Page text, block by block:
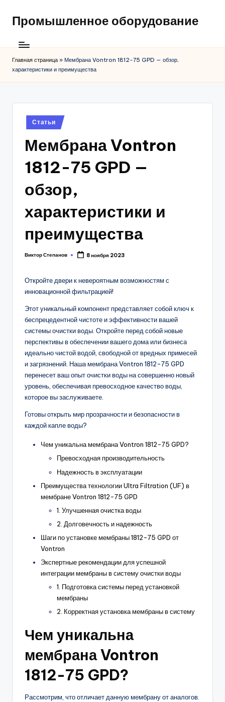
Промышленное оборудование
Главная страница » Мембрана Vontron 1812-75 GPD — обзор,
характеристики и преимущества
Posted
in
Статьи
Мембрана Vontron
1812-75 GPD —
обзор,
характеристики и
преимущества
Posted
Виктор Степанов 8 ноября 2023
Откройте двери к невероятным возможностям с
инновационной фильтрацией!
Этот уникальный компонент представляет собой ключ к
беспрецедентной чистоте и эффективности вашей
системы очистки воды. Откройте перед собой новые
перспективы в обеспечении вашего дома или бизнеса
идеально чистой водой, свободной от вредных примесей
и загрязнений. Наша мембрана Vontron 1812-75 GPD
перенесет ваш опыт очистки воды на совершенно новый
уровень, обеспечивая превосходное качество воды,
которое вы заслуживаете.
Готовы открыть мир прозрачности и безопасности в
каждой капле воды?
Чем уникальна мембрана Vontron 1812-75 GPD?
Превосходная производительность
Надежность в эксплуатации
Преимущества технологии Ultra Filtration (UF) в
мембране Vontron 1812-75 GPD
1. Улучшенная очистка воды
2. Долговечность и надежность
Шаги по установке мембраны 1812-75 GPD от
Vontron
Экспертные рекомендации для успешной
интеграции мембраны в систему очистки воды
1. Подготовка системы перед установкой
мембраны
2. Корректная установка мембраны в систему
Чем уникальна
мембрана Vontron
1812-75 GPD?
Рассмотрим, что отличает данную мембрану от аналогов.